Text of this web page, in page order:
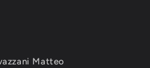
Matteo